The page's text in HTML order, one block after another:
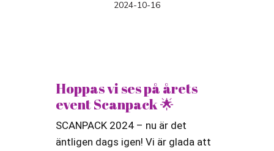
2024-10-16
Hoppas vi ses på årets
event Scanpack 🌟
SCANPACK 2024 – nu är det
äntligen dags igen! Vi är glada att